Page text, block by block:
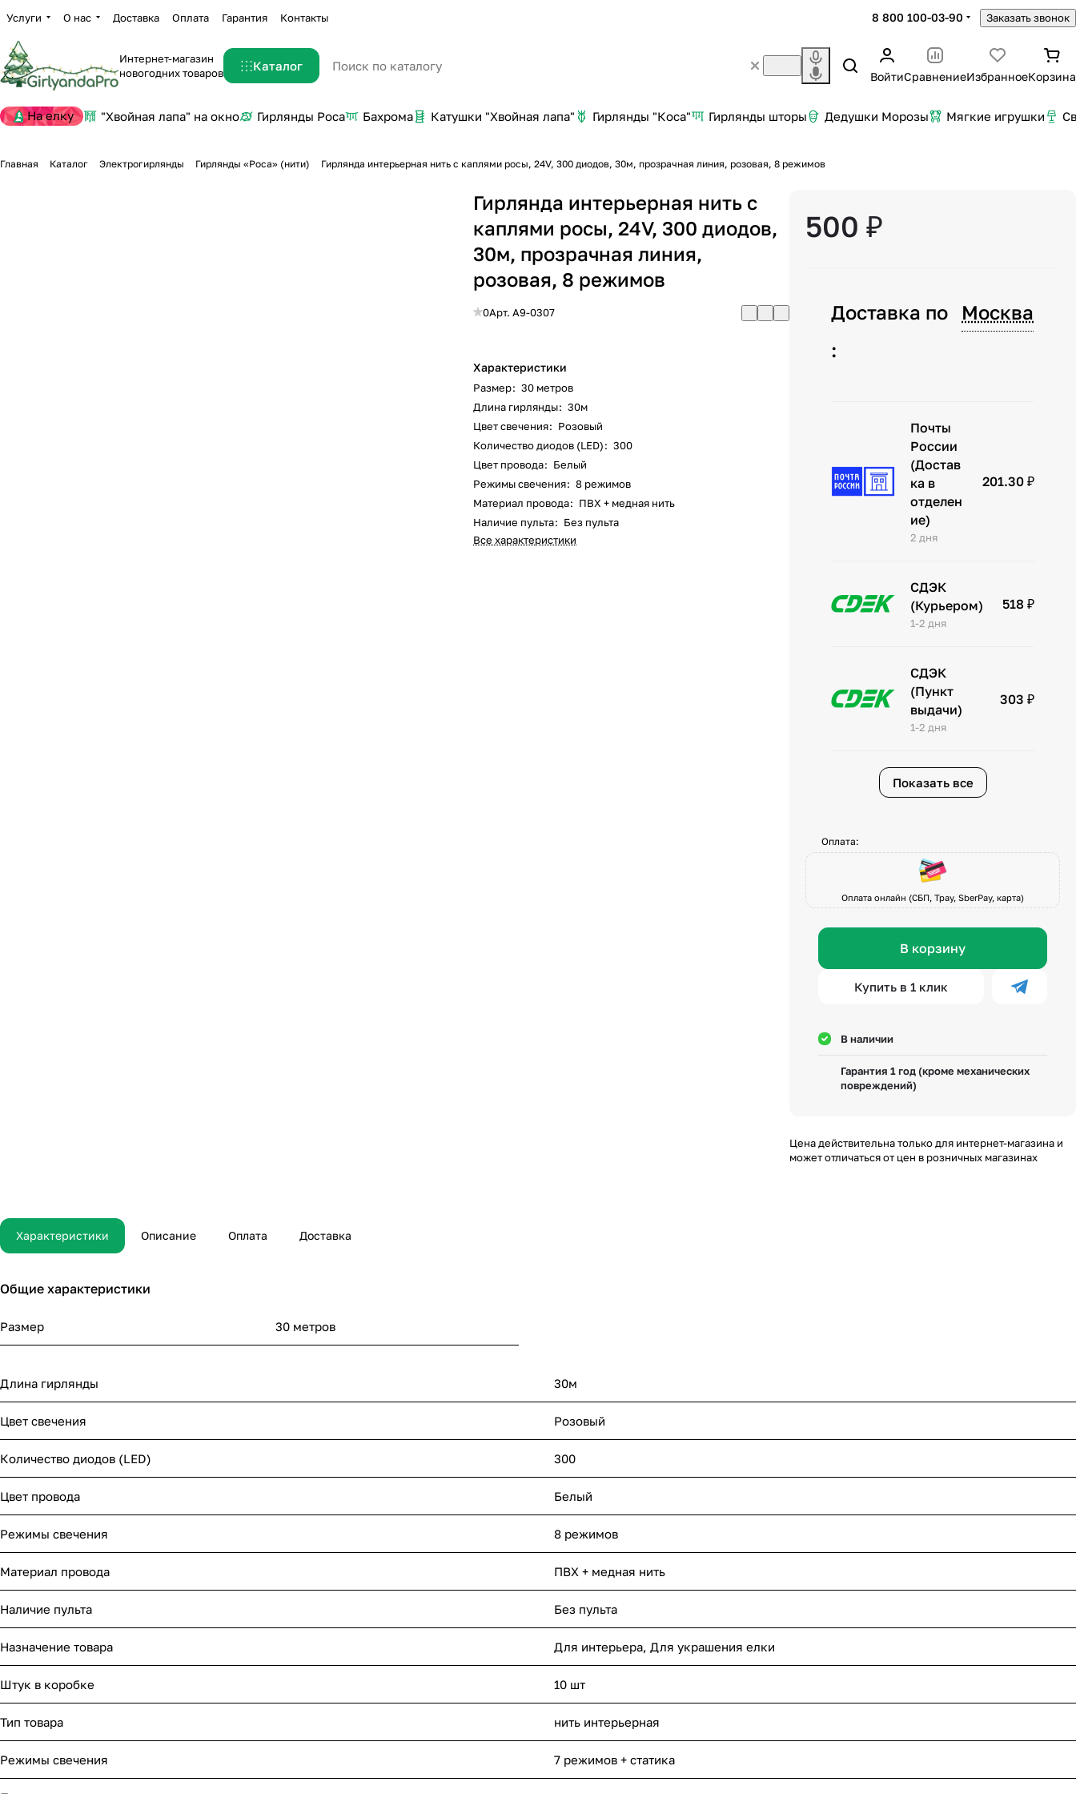
Услуги О нас Доставка Оплата Гарантия Контакты 8 800 100-03-90 Заказать звонок
Интернет-магазин
новогодних товаров
Каталог
ВойтиСравнениеИзбранноеКорзина
На елку "Хвойная лапа" на окно Гирлянды Роса Бахрома Катушки "Хвойная лапа" Гирлянды "Коса" Гирлянды шторы Дедушки Морозы Мягкие игрушки
Главная Каталог Электрогирлянды Гирлянды «Роса» (нити) Гирлянда интерьерная нить с каплями росы, 24V, 300 диодов, 30м, прозрачная линия, розовая, 8 режимов
Гирлянда интерьерная нить с
каплями росы, 24V, 300 диодов,
30м, прозрачная линия,
розовая, 8 режимов
0Арт.A9-0307
Характеристики
Размер: 30 метров
Длина гирлянды: 30м
Цвет свечения: Розовый
Количество диодов (LED): 300
Цвет провода: Белый
Режимы свечения: 8 режимов
Материал провода: ПВХ + медная нить
Наличие пульта: Без пульта
Все характеристики
500 ₽
Доставка по
Москва
:
Почты
России
(Достав
ка в
отделен
ие)
2 дня
201.30 ₽
СДЭК
(Курьером)
1-2 дня
518 ₽
СДЭК
(Пункт
выдачи)
1-2 дня
303 ₽
Показать все
Оплата:
Оплата онлайн (СБП, Tpay, SberPay, карта)
В корзину
Купить в 1 клик
В наличии
Гарантия 1 год (кроме механических
повреждений)
Цена действительна только для интернет-магазина и
может отличаться от цен в розничных магазинах
Характеристики Описание Оплата Доставка
Общие характеристики
Размер 30 метров
Длина гирлянды 30м
Цвет свечения Розовый
Количество диодов (LED) 300
Цвет провода Белый
Режимы свечения 8 режимов
Материал провода ПВХ + медная нить
Наличие пульта Без пульта
Назначение товара Для интерьера, Для украшения елки
Штук в коробке 10 шт
Тип товара нить интерьерная
Режимы свечения 7 режимов + статика